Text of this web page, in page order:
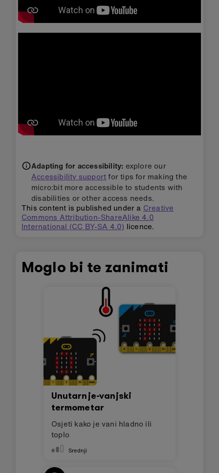
Adapting for accessibility: explore our
Accessibility supportfor tips for making the
micro:bit more accessible to students with
disabilities or other access needs.
This content is published under a Creative
Commons Attribution-ShareAlike 4.0
International (CC BY-SA 4.0) licence.
Moglo bi te zanimati
Unutarnje-vanjski
termometar
Osjeti kako je vani hladno ili
toplo
Srednji